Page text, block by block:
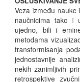
Veza između nauke
naučnicima tako i
ujedno, bili i
metodama
transformisanja
jednostavnije
nekih zanimljivih
retrospektive